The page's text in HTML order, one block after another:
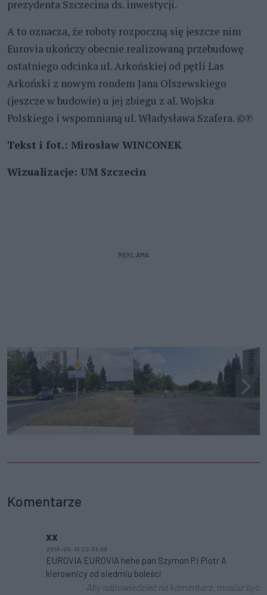
prezydenta Szczecina ds. inwestycji.
A to oznacza, że roboty rozpoczną się jeszcze nim
Eurovia ukończy obecnie realizowaną przebudowę
ostatniego odcinka ul. Arkońskiej od pętli Las
Arkoński z nowym rondem Jana Olszewskiego
(jeszcze w budowie) u jej zbiegu z al. Wojska
Polskiego i wspomnianą ul. Władysława Szafera. ©℗
Tekst i fot.: Mirosław WINCONEK
Wizualizacje: UM Szczecin
REKLAMA
Komentarze
xx
2019-09-16 22:33:09
EUROVIA EUROVIA hehe pan Szymon P.i Piotr A
kierownicy od siedmiu boleści
Aby odpowiedzieć na komentarz, musisz być